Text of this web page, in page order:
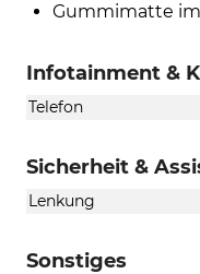
Gummimatte
Infotainment &
Telefon
Sicherheit &
Lenkung
Sonstiges